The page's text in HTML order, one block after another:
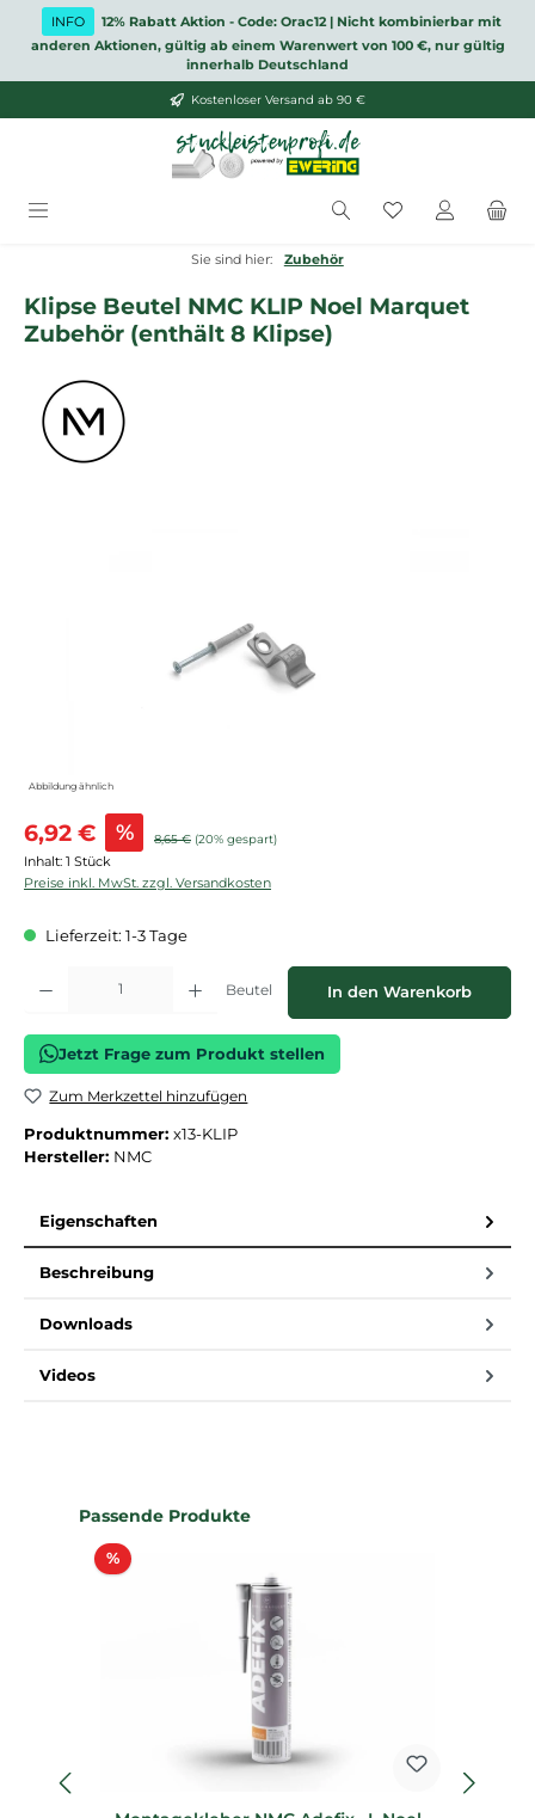
Zum Hauptinhalt springen
INFO
12% Rabatt Aktion - Code: Orac12 | Nicht kombinierbar mit
anderen Aktionen, gültig ab einem Warenwert von 100 €, nur gültig
innerhalb Deutschland
Kostenloser Versand ab 90 €
Du hast 0
Sie sind hier: Zubehör
Klipse Beutel NMC KLIP Noel Marquet
Zubehör (enthält 8 Klipse)
Abbildung ähnlich
Verkaufspreis:
6,92 € % Regulärer Preis:
8,65 € (20% gespart)
Inhalt: 1 Stück
Preise inkl. MwSt. zzgl. Versandkosten
Lieferzeit: 1-3 Tage
Produkt Anzahl: Gib den gewünschten Wert ein oder benutze die
Beutel In den Warenkorb
Jetzt Frage zum Produkt stellen
Zum Merkzettel hinzufügen
Produktnummer: x13-KLIP
Hersteller: NMC
Eigenschaften
Beschreibung
Downloads
Videos
Produktgalerie überspringen
Passende Produkte
%Rabatt